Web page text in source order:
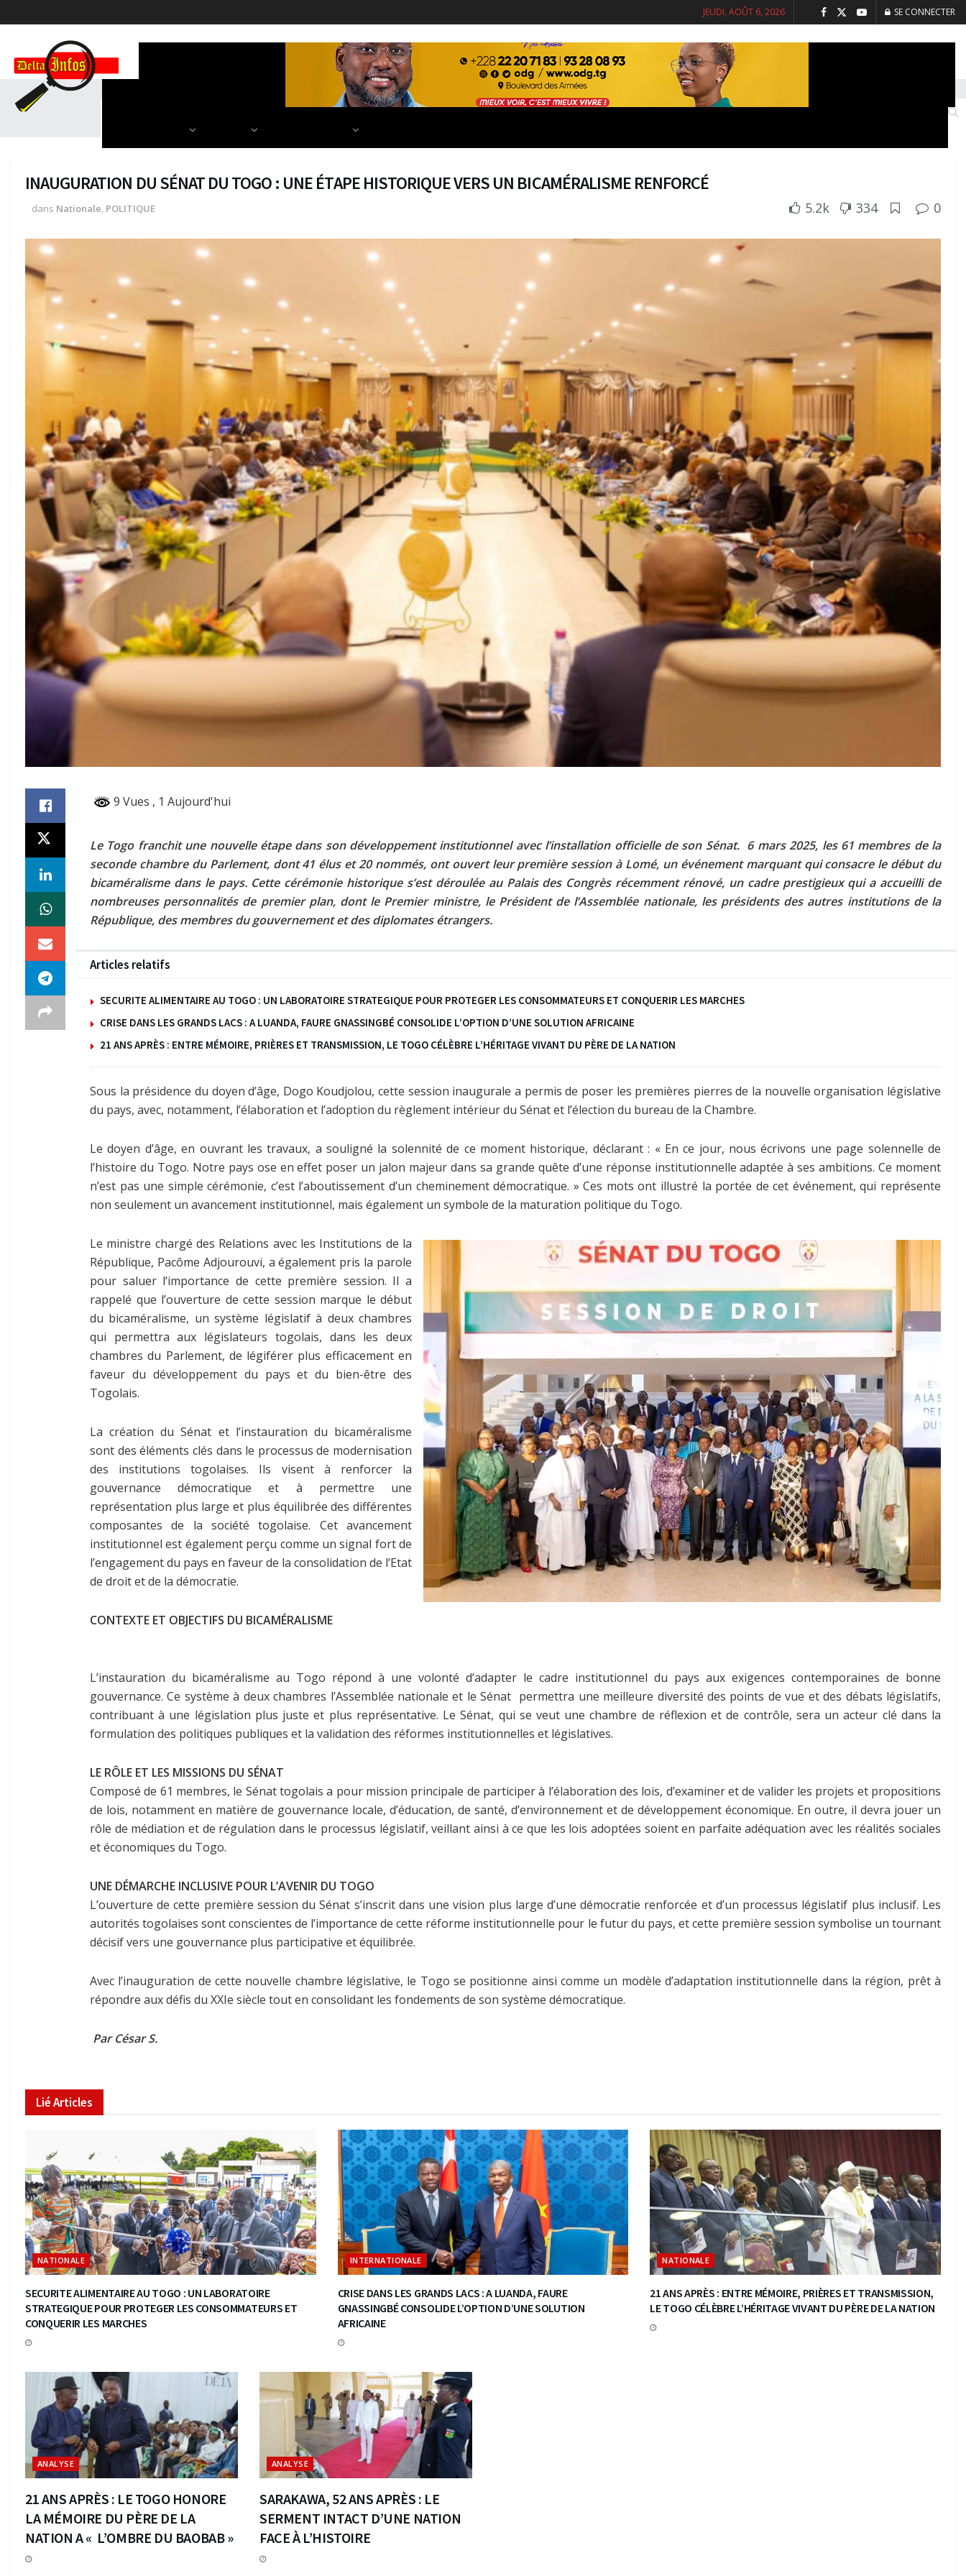
JEUDI, AOÛT 6, 2026 SE CONNECTER
ECONOMIE FINANCE DÉVELOPPEMENT EDUCATION INTERVIEWS SANTE
INAUGURATION DU SÉNAT DU TOGO : UNE ÉTAPE HISTORIQUE VERS UN BICAMÉRALISME RENFORCÉ
dans Nationale POLITIQUE 5.2k 334 0
9 Vues , 1 Aujourd'hui
Le Togo franchit une nouvelle étape dans son développement institutionnel avec l’installation officielle de son Sénat. 6 mars 2025, les 61 membres de la
seconde chambre du Parlement, dont 41 élus et 20 nommés, ont ouvert leur première session à Lomé, un événement marquant qui consacre le début du
bicaméralisme dans le pays. Cette cérémonie historique s’est déroulée au Palais des Congrès récemment rénové, un cadre prestigieux qui a accueilli de
nombreuses personnalités de premier plan, dont le Premier ministre, le Président de l’Assemblée nationale, les présidents des autres institutions de la
République, des membres du gouvernement et des diplomates étrangers.
Articles relatifs
SECURITE ALIMENTAIRE AU TOGO : UN LABORATOIRE STRATEGIQUE POUR PROTEGER LES CONSOMMATEURS ET CONQUERIR LES MARCHES
CRISE DANS LES GRANDS LACS : A LUANDA, FAURE GNASSINGBÉ CONSOLIDE L’OPTION D’UNE SOLUTION AFRICAINE
21 ANS APRÈS : ENTRE MÉMOIRE, PRIÈRES ET TRANSMISSION, LE TOGO CÉLÈBRE L’HÉRITAGE VIVANT DU PÈRE DE LA NATION
Sous la présidence du doyen d’âge, Dogo Koudjolou, cette session inaugurale a permis de poser les premières pierres de la nouvelle organisation législative
du pays, avec, notamment, l’élaboration et l’adoption du règlement intérieur du Sénat et l’élection du bureau de la Chambre.
Le doyen d’âge, en ouvrant les travaux, a souligné la solennité de ce moment historique, déclarant : « En ce jour, nous écrivons une page solennelle de
l’histoire du Togo. Notre pays ose en effet poser un jalon majeur dans sa grande quête d’une réponse institutionnelle adaptée à ses ambitions. Ce moment
n’est pas une simple cérémonie, c’est l’aboutissement d’un cheminement démocratique. » Ces mots ont illustré la portée de cet événement, qui représente
non seulement un avancement institutionnel, mais également un symbole de la maturation politique du Togo.
Le ministre chargé des Relations avec les Institutions de la
République, Pacôme Adjourouvi, a également pris la parole
pour saluer l’importance de cette première session. Il a
rappelé que l’ouverture de cette session marque le début
du bicaméralisme, un système législatif à deux chambres
qui permettra aux législateurs togolais, dans les deux
chambres du Parlement, de légiférer plus efficacement en
faveur du développement du pays et du bien-être des
Togolais.
La création du Sénat et l’instauration du bicaméralisme
sont des éléments clés dans le processus de modernisation
des institutions togolaises. Ils visent à renforcer la
gouvernance démocratique et à permettre une
représentation plus large et plus équilibrée des différentes
composantes de la société togolaise. Cet avancement
institutionnel est également perçu comme un signal fort de
l’engagement du pays en faveur de la consolidation de l’Etat
de droit et de la démocratie.
CONTEXTE ET OBJECTIFS DU BICAMÉRALISME
L’instauration du bicaméralisme au Togo répond à une volonté d’adapter le cadre institutionnel du pays aux exigences contemporaines de bonne
gouvernance. Ce système à deux chambres l’Assemblée nationale et le Sénat permettra une meilleure diversité des points de vue et des débats législatifs,
contribuant à une législation plus juste et plus représentative. Le Sénat, qui se veut une chambre de réflexion et de contrôle, sera un acteur clé dans la
formulation des politiques publiques et la validation des réformes institutionnelles et législatives.
LE RÔLE ET LES MISSIONS DU SÉNAT
Composé de 61 membres, le Sénat togolais a pour mission principale de participer à l’élaboration des lois, d’examiner et de valider les projets et propositions
de lois, notamment en matière de gouvernance locale, d’éducation, de santé, d’environnement et de développement économique. En outre, il devra jouer un
rôle de médiation et de régulation dans le processus législatif, veillant ainsi à ce que les lois adoptées soient en parfaite adéquation avec les réalités sociales
et économiques du Togo.
UNE DÉMARCHE INCLUSIVE POUR L’AVENIR DU TOGO
L’ouverture de cette première session du Sénat s’inscrit dans une vision plus large d’une démocratie renforcée et d’un processus législatif plus inclusif. Les
autorités togolaises sont conscientes de l’importance de cette réforme institutionnelle pour le futur du pays, et cette première session symbolise un tournant
décisif vers une gouvernance plus participative et équilibrée.
Avec l’inauguration de cette nouvelle chambre législative, le Togo se positionne ainsi comme un modèle d’adaptation institutionnelle dans la région, prêt à
répondre aux défis du XXIe siècle tout en consolidant les fondements de son système démocratique.
Par César S.
LiéArticles
NATIONALE
SECURITE ALIMENTAIRE AU TOGO : UN LABORATOIRE
STRATEGIQUE POUR PROTEGER LES CONSOMMATEURS ET
CONQUERIR LES MARCHES
INTERNATIONALE
CRISE DANS LES GRANDS LACS : A LUANDA, FAURE
GNASSINGBÉ CONSOLIDE L’OPTION D’UNE SOLUTION
AFRICAINE
NATIONALE
21 ANS APRÈS : ENTRE MÉMOIRE, PRIÈRES ET TRANSMISSION,
LE TOGO CÉLÈBRE L’HÉRITAGE VIVANT DU PÈRE DE LA NATION
ANALYSE
21 ANS APRÈS : LE TOGO HONORE
LA MÉMOIRE DU PÈRE DE LA
NATION A « L’OMBRE DU BAOBAB »
ANALYSE
SARAKAWA, 52 ANS APRÈS : LE
SERMENT INTACT D’UNE NATION
FACE À L’HISTOIRE